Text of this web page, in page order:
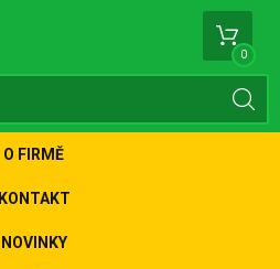
0
O FIRMĚ
KONTAKT
NOVINKY